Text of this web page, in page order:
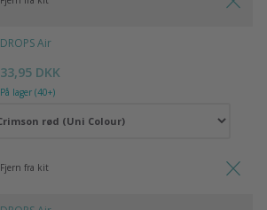
DROPS Air
33,95 DKK
På lager (40+)
Fjern fra kit